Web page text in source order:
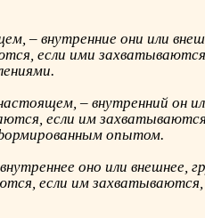
– внутренние они или
если ими
– внутренний он
если им
опытом.
оно или внешнее,
если им